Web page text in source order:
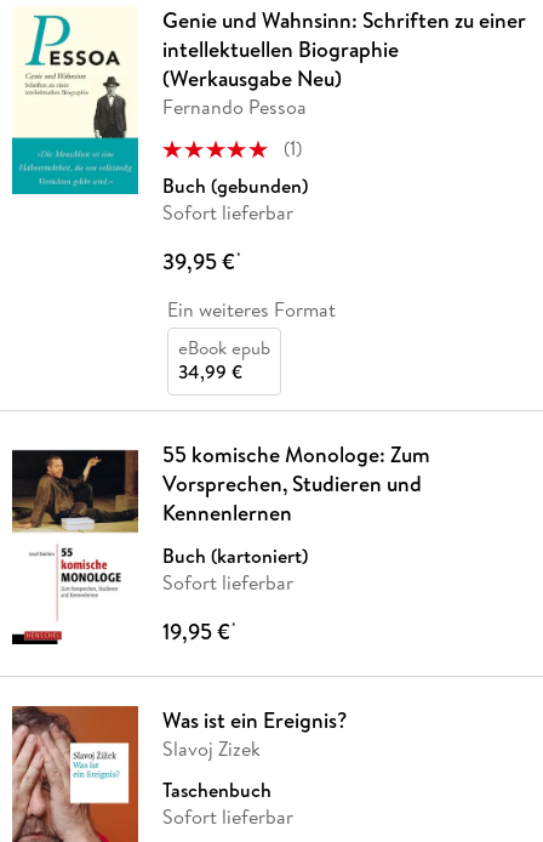
Genie und Wahnsinn: Schriften zu einer
intellektuellen Biographie
(Werkausgabe Neu)
Fernando Pessoa
(1)
Buch (gebunden)
Sofort lieferbar
39,95 €*
Ein weiteres Format
eBook epub
34,99 €
55 komische Monologe: Zum
Vorsprechen, Studieren und
Kennenlernen
Buch (kartoniert)
Sofort lieferbar
19,95 €*
Was ist ein Ereignis?
Slavoj Zizek
Taschenbuch
Sofort lieferbar